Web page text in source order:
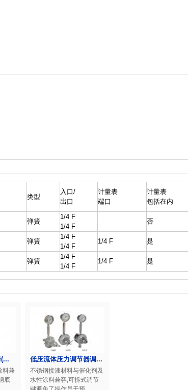
类型
入口/
出口
计量表
端口
计量表
包括在内
弹簧
1/4 F
1/4 F
否
弹簧
1/4 F
1/4 F
1/4 F 是
弹簧
1/4 F
1/4 F
1/4 F 是
料兼
底
低压流体压力调节器调...
不锈钢接液材料与催化剂及
水性涂料兼容,可拆式调节